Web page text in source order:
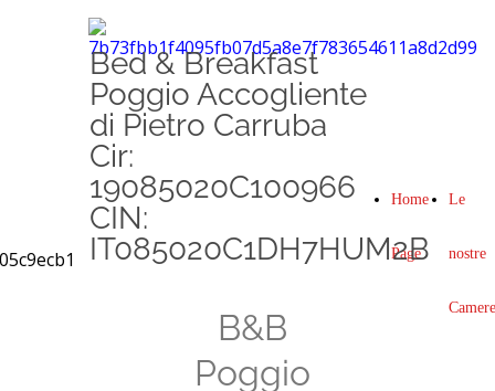
Home
Page
Le
nostre
Camere
Bed & Breakfast
Poggio Accogliente
di Pietro Carruba
Cir:
19085020C100966
CIN:
IT085020C1DH7HUM2B
B&B
Poggio